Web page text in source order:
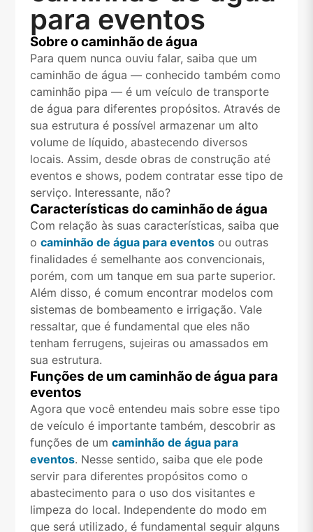
para eventos
Sobre o caminhão de água
Para quem nunca ouviu falar, saiba que um
caminhão de água — conhecido também como
caminhão pipa — é um veículo de transporte
de água para diferentes propósitos. Através de
sua estrutura é possível armazenar um alto
volume de líquido, abastecendo diversos
locais. Assim, desde obras de construção até
eventos e shows, podem contratar esse tipo de
serviço. Interessante, não?
Características do caminhão de água
Com relação às suas características, saiba que
o caminhão de água para eventosou outras
finalidades é semelhante aos convencionais,
porém, com um tanque em sua parte superior.
Além disso, é comum encontrar modelos com
sistemas de bombeamento e irrigação. Vale
ressaltar, que é fundamental que eles não
tenham ferrugens, sujeiras ou amassados em
sua estrutura.
Funções de um caminhão de água para
eventos
Agora que você entendeu mais sobre esse tipo
de veículo é importante também, descobrir as
funções de um caminhão de água para
eventos. Nesse sentido, saiba que ele pode
servir para diferentes propósitos como o
abastecimento para o uso dos visitantes e
limpeza do local. Independente do modo em
que será utilizado, é fundamental seguir alguns